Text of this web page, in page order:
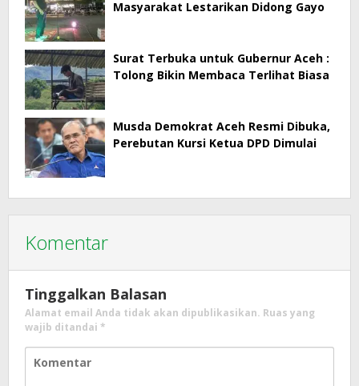
Masyarakat Lestarikan Didong Gayo
Surat Terbuka untuk Gubernur Aceh :
Tolong Bikin Membaca Terlihat Biasa
Musda Demokrat Aceh Resmi Dibuka,
Perebutan Kursi Ketua DPD Dimulai
Komentar
Tinggalkan Balasan
Alamat email Anda tidak akan dipublikasikan. Ruas yang
wajib ditandai *